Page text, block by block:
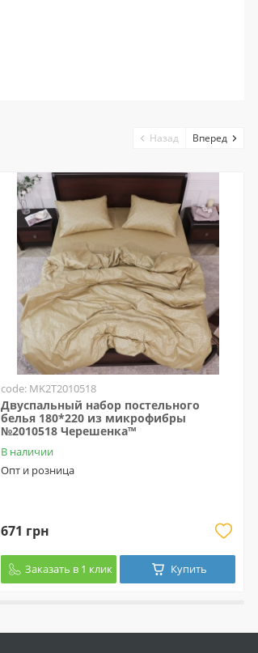
code: MK2T2010518
Двуспальный набор постельного
белья 180*220 из микрофибры
№2010518 Черешенка™
В наличии
Опт и розница
671 грн
Заказать в 1 клик Купить
Назад Вперед